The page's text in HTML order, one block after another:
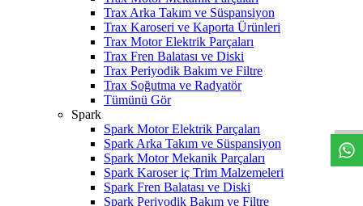
Trax Arka Takım ve Süspansiyon
Trax Karoseri ve Kaporta Ürünleri
Trax Motor Elektrik Parçaları
Trax Fren Balatası ve Diski
Trax Periyodik Bakım ve Filtre
Trax Soğutma ve Radyatör
Tümünü Gör
Spark
Spark Motor Elektrik Parçaları
Spark Arka Takım ve Süspansiyon
Spark Motor Mekanik Parçaları
Spark Karoser iç Trim Malzemeleri
Spark Fren Balatası ve Diski
Spark Periyodik Bakım ve Filtre